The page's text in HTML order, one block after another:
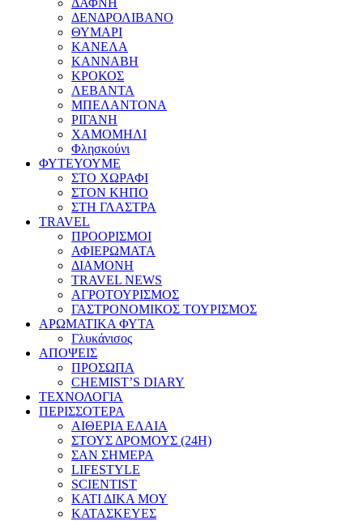
ΔΕΝΔΡΟΛΙΒΑΝΟ
ΘΥΜΑΡΙ
ΚΑΝΕΛΑ
ΚΑΝΝΑΒΗ
ΚΡΟΚΟΣ
ΛΕΒΑΝΤΑ
ΜΠΕΛΑΝΤΟΝΑ
ΡΙΓΑΝΗ
ΧΑΜΟΜΗΛΙ
Φλησκούνι
ΦΥΤΕΥΟΥΜΕ
ΣΤΟ ΧΩΡΑΦΙ
ΣΤΟΝ ΚΗΠΟ
ΣΤΗ ΓΛΑΣΤΡΑ
TRAVEL
ΠΡΟΟΡΙΣΜΟΙ
ΑΦΙΕΡΩΜΑΤΑ
ΔΙΑΜΟΝΗ
TRAVEL NEWS
ΑΓΡΟΤΟΥΡΙΣΜΟΣ
ΓΑΣΤΡΟΝΟΜΙΚΟΣ ΤΟΥΡΙΣΜΟΣ
ΑΡΩΜΑΤΙΚΑ ΦΥΤΑ
Γλυκάνισος
ΑΠΟΨΕΙΣ
ΠΡΟΣΩΠΑ
CHEMIST’S DIARY
ΤΕΧΝΟΛΟΓΙΑ
ΠΕΡΙΣΣΟΤΕΡΑ
ΑΙΘΕΡΙΑ ΕΛΑΙΑ
ΣΤΟΥΣ ΔΡΟΜΟΥΣ (24H)
ΣΑΝ ΣΗΜΕΡΑ
LIFESTYLE
SCIENTIST
ΚΑΤΙ ΔΙΚΑ ΜΟΥ
ΚΑΤΑΣΚΕΥΕΣ